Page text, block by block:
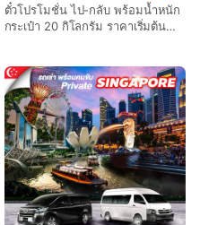
ตั๋วโปรโมชั่น ไป-กลับ พร้อมน้ำหนัก
กระเป๋า 20 กิโลกรัม ราคาเริ่มต้น